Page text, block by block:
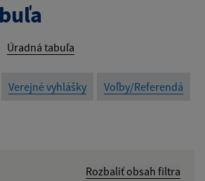
Úradná tabuľa
Verejné vyhlášky Voľby/Referendá
Rozbaliť obsah filtra